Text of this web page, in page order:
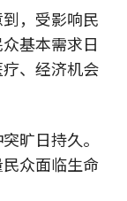
，受影响民
基本需求日
、经济机会
旷日持久。
众面临生命